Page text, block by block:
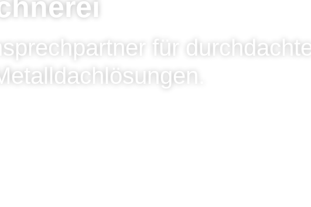
für durchdachte